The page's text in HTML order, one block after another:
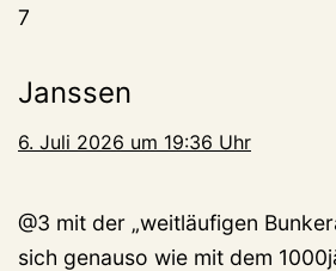
7
Janssen
6. Juli 2026 um 19:36 Uhr
@3 mit der „weitläufigen
sich genauso wie mit dem